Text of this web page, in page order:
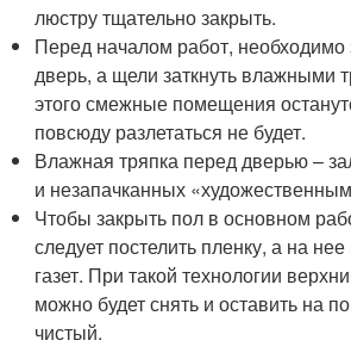
люстру тщательно закрыть.
Перед началом работ, необходимо
дверь, а щели заткнуть влажными
этого смежные помещения
повсюду разлетаться не будет.
Влажная тряпка перед дверью –
и незапачканных
Чтобы закрыть пол в основном
следует постелить пленку, а на
газет. При такой технологии
можно будет снять и оставить на
чистый.